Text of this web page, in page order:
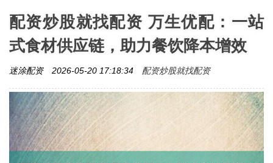
配资炒股就找配资 万生优配：一站
式食材供应链，助力餐饮降本增效
迷涂配资 2026-05-20 17:18:34 配资炒股就找配资